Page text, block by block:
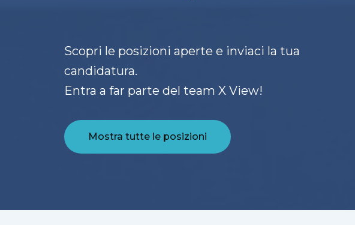
Scopri le posizioni aperte e inviaci la tua
candidatura.
Entra a far parte del team X View!
Mostra tutte le posizioni